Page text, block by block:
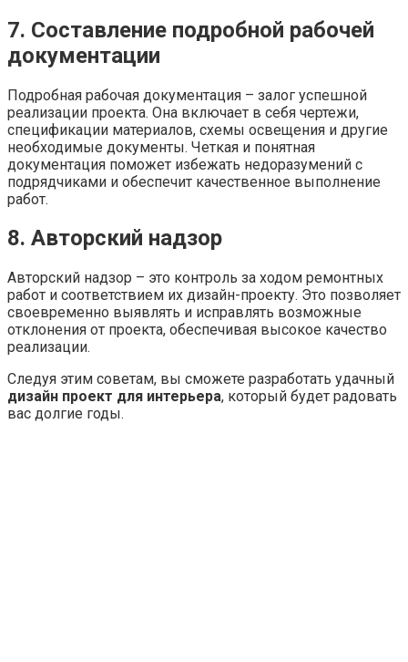
7. Составление подробной рабочей
документации
Подробная рабочая документация – залог успешной
реализации проекта. Она включает в себя чертежи,
спецификации материалов, схемы освещения и другие
необходимые документы. Четкая и понятная
документация поможет избежать недоразумений с
подрядчиками и обеспечит качественное выполнение
работ.
8. Авторский надзор
Авторский надзор – это контроль за ходом ремонтных
работ и соответствием их дизайн-проекту. Это позволяет
своевременно выявлять и исправлять возможные
отклонения от проекта, обеспечивая высокое качество
реализации.
Следуя этим советам, вы сможете разработать удачный
дизайн проект для интерьера, который будет радовать
вас долгие годы.